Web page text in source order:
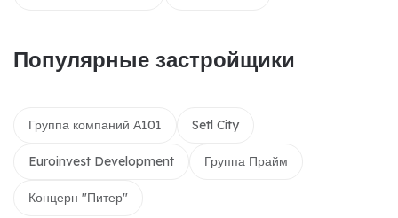
Популярные застройщики
Группа компаний А101 Setl City
Euroinvest Development Группа Прайм
Концерн "Питер"